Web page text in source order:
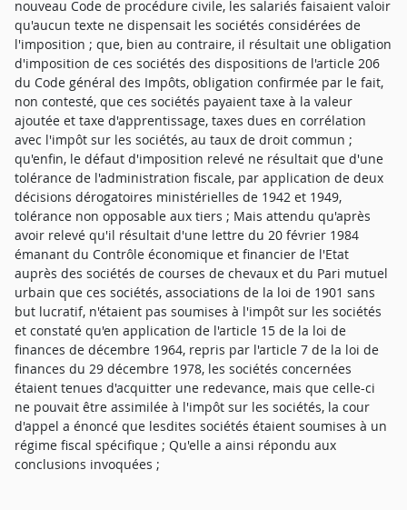
nouveau Code de procédure civile, les salariés faisaient valoir
qu'aucun texte ne dispensait les sociétés considérées de
l'imposition ; que, bien au contraire, il résultait une obligation
d'imposition de ces sociétés des dispositions de l'article 206
du Code général des Impôts, obligation confirmée par le fait,
non contesté, que ces sociétés payaient taxe à la valeur
ajoutée et taxe d'apprentissage, taxes dues en corrélation
avec l'impôt sur les sociétés, au taux de droit commun ;
qu'enfin, le défaut d'imposition relevé ne résultait que d'une
tolérance de l'administration fiscale, par application de deux
décisions dérogatoires ministérielles de 1942 et 1949,
tolérance non opposable aux tiers ; Mais attendu qu'après
avoir relevé qu'il résultait d'une lettre du 20 février 1984
émanant du Contrôle économique et financier de l'Etat
auprès des sociétés de courses de chevaux et du Pari mutuel
urbain que ces sociétés, associations de la loi de 1901 sans
but lucratif, n'étaient pas soumises à l'impôt sur les sociétés
et constaté qu'en application de l'article 15 de la loi de
finances de décembre 1964, repris par l'article 7 de la loi de
finances du 29 décembre 1978, les sociétés concernées
étaient tenues d'acquitter une redevance, mais que celle-ci
ne pouvait être assimilée à l'impôt sur les sociétés, la cour
d'appel a énoncé que lesdites sociétés étaient soumises à un
régime fiscal spécifique ; Qu'elle a ainsi répondu aux
conclusions invoquées ;